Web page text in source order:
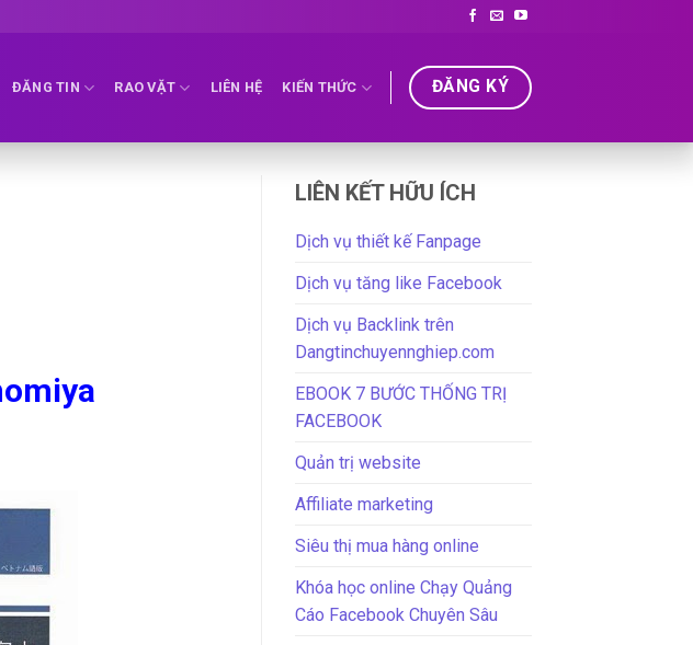
ĐĂNG TIN RAO VẶT LIÊN HỆ KIẾN THỨC ĐĂNG KÝ
LIÊN KẾT HỮU ÍCH
Dịch vụ thiết kế Fanpage
Dịch vụ tăng like Facebook
Dịch vụ Backlink trên
Dangtinchuyennghiep.com
EBOOK 7 BƯỚC THỐNG TRỊ
FACEBOOK
Quản trị website
Affiliate marketing
Siêu thị mua hàng online
Khóa học online Chạy Quảng
Cáo Facebook Chuyên Sâu